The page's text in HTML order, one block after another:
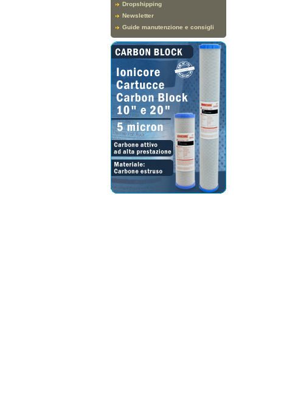
Dropshipping
Newsletter
Guide manutenzione e consigli